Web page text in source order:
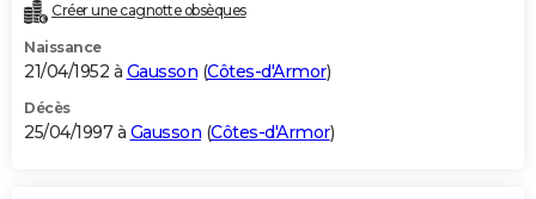
Créer une cagnotte obsèques
Naissance
21/04/1952 à Gausson (Côtes-d'Armor)
Décès
25/04/1997 à Gausson (Côtes-d'Armor)